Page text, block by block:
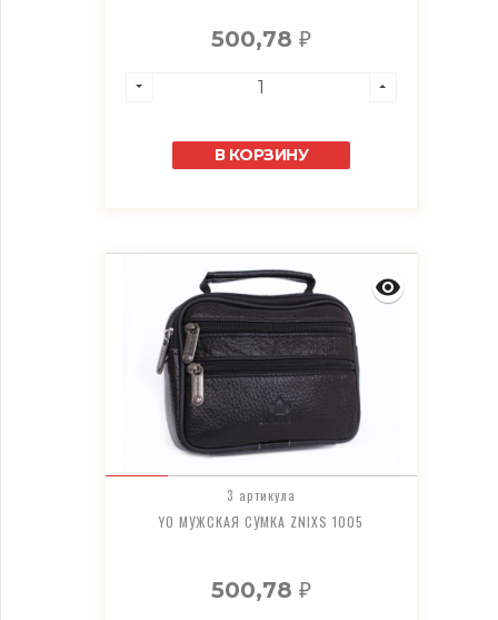
500,78 ₽
В КОРЗИНУ
3 артикула
YO МУЖСКАЯ СУМКА ZNIXS 1005
500,78 ₽